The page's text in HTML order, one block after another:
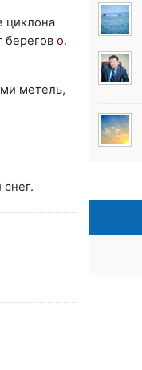
циклона
берегов о.
метель,